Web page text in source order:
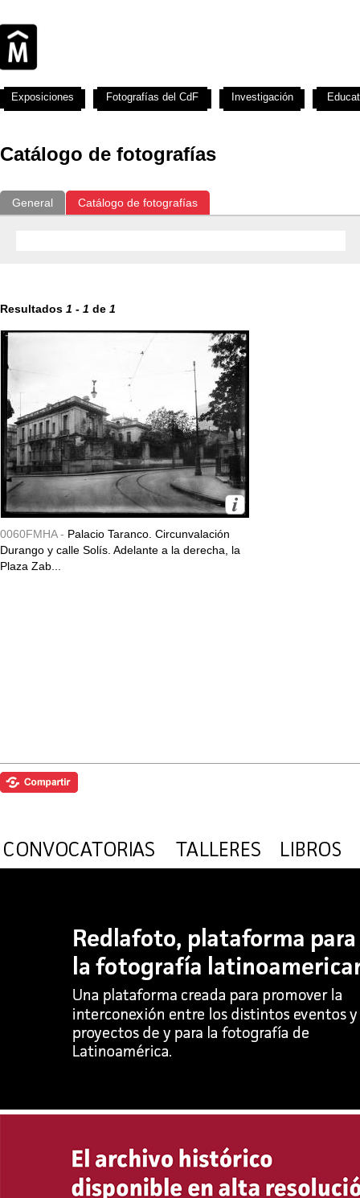
Catálogo de fotografías
General Catálogo de fotografías
Resultados 1 - 1 de 1
0060FMHA - Palacio Taranco. Circunvalación
Durango y calle Solís. Adelante a la derecha, la
Plaza Zab...
Exposiciones Fotografías del CdF Investigación